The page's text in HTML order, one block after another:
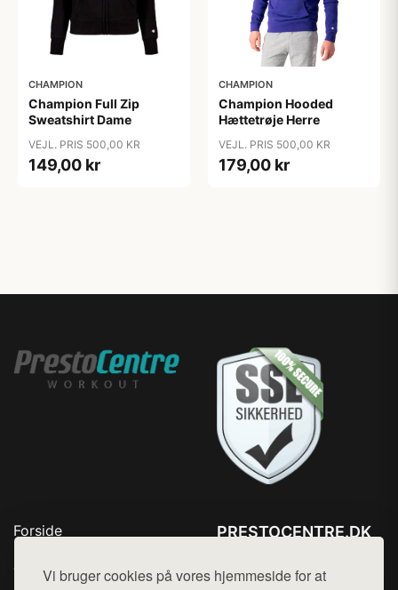
Vi bruger cookies på vores hjemmeside for at
CHAMPION
Champion Full Zip
Sweatshirt Dame
VEJL. PRIS 500,00 KR
149,00 kr
CHAMPION
Champion Hooded
Hættetrøje Herre
VEJL. PRIS 500,00 KR
179,00 kr
Forside
Top Rabatter
PRESTOCENTRE.DK